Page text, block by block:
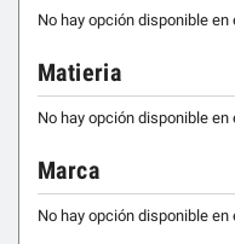
No hay opción disponible en
Matieria
No hay opción disponible en
Marca
No hay opción disponible en